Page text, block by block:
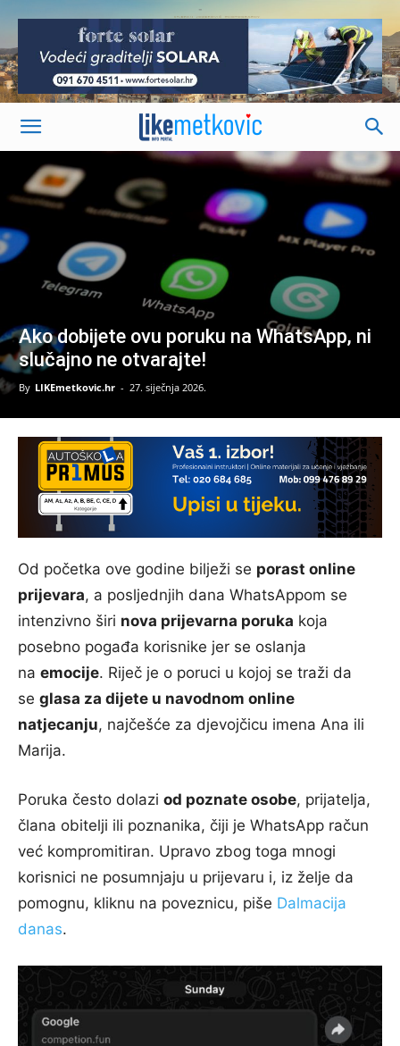
-
Ako dobijete ovu poruku na WhatsApp, ni
slučajno ne otvarajte!
By LIKEmetkovic.hr - 27. siječnja 2026.
Od početka ove godine bilježi se porast online
prijevara, a posljednjih dana WhatsAppom se
intenzivno širi nova prijevarna poruka koja
posebno pogađa korisnike jer se oslanja
na emocije. Riječ je o poruci u kojoj se traži da
se glasa za dijete u navodnom online
natjecanju, najčešće za djevojčicu imena Ana ili
Marija.
Poruka često dolazi od poznate osobe, prijatelja,
člana obitelji ili poznanika, čiji je WhatsApp račun
već kompromitiran. Upravo zbog toga mnogi
korisnici ne posumnjaju u prijevaru i, iz želje da
pomognu, kliknu na poveznicu, piše Dalmacija
danas.